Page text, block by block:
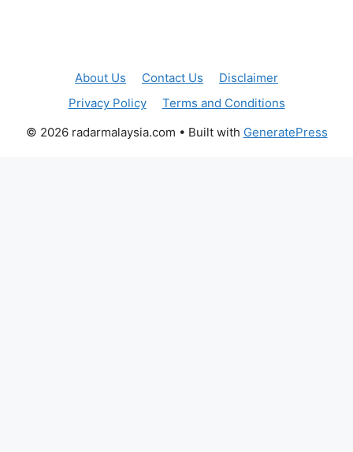
About Us Contact Us
Disclaimer
Privacy Policy
Terms and Conditions
© 2026 radarmalaysia.com • Built with GeneratePress